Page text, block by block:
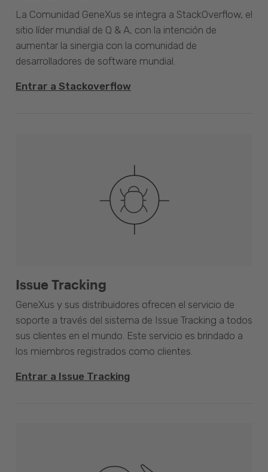
La Comunidad GeneXus se integra a StackOverflow, el
sitio líder mundial de Q & A, con la intención de
aumentar la sinergia con la comunidad de
desarrolladores de software mundial.
Entrar a Stackoverflow
Issue Tracking
GeneXus y sus distribuidores ofrecen el servicio de
soporte a través del sistema de Issue Tracking a todos
sus clientes en el mundo. Este servicio es brindado a
los miembros registrados como clientes.
Entrar a Issue Tracking